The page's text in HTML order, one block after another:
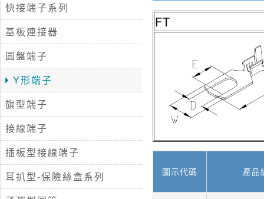
快接端子系列
基板連接器
圓盤端子
Y形端子
旗型端子
接線端子
插板型接線端子
耳扒型-保險絲盒系列
FT
圖示代碼 產品